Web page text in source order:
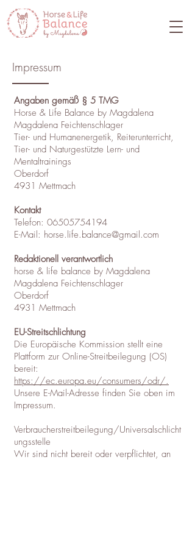
Impressum
Angaben gemäß § 5 TMG
Horse & Life Balance by Magdalena
Magdalena Feichtenschlager
Tier- und Humanenergetik, Reiterunterricht,
Tier- und Naturgestützte Lern- und
Mentaltrainings
Oberdorf
4931 Mettmach
Kontakt
Telefon: 06505754194
E-Mail: horse.life.balance@gmail.com
Redaktionell verantwortlich
horse & life balance by Magdalena
Magdalena Feichtenschlager
Oberdorf
4931 Mettmach
EU-Streitschlichtung
Die Europäische Kommission stellt eine
Plattform zur Online-Streitbeilegung (OS)
bereit:
https://ec.europa.eu/consumers/odr/.
Unsere E-Mail-Adresse finden Sie oben im
Impressum.
Verbraucherstreitbeilegung/Universalschlicht
ungsstelle
Wir sind nicht bereit oder verpflichtet, an